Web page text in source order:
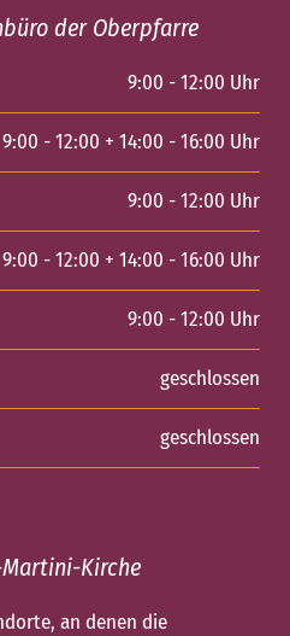
der Oberpfarre
9:00 - 12:00 Uhr
9:00 - 12:00 + 14:00 - 16:00 Uhr
9:00 - 12:00 Uhr
9:00 - 12:00 + 14:00 - 16:00 Uhr
9:00 - 12:00 Uhr
geschlossen
geschlossen
Kirche
an denen die